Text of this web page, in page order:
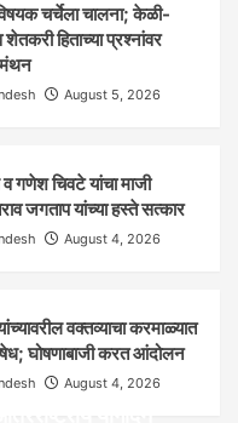
चर्चेला चालना; केळी-
शेतकरी हिताच्या प्रश्नांवर
August 5, 2026
व गणेश चिवटे यांचा माजी
जगताप यांच्या हस्ते सत्कार
August 4, 2026
वक्तव्याचा करमाळ्यात
घोषणाबाजी करत आंदोलन
August 4, 2026
योगदिन